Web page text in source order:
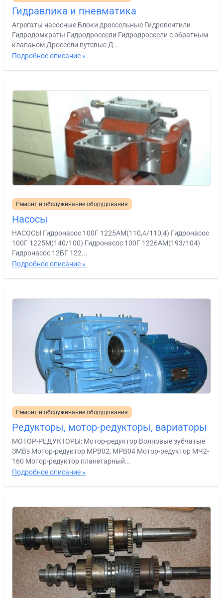
Гидравлика и пневматика
Агрегаты насосные Блоки дроссельные Гидровентили
Гидродомкраты Гидродроссели Гидродроссели с обратным
клапаном Дроссели путевые Д...
Подробное описание »
Ремонт и обслуживание оборудования
Насосы
НАСОСЫ Гидронасос 100Г 1225АМ(110,4/110,4) Гидронасос
100Г 1225М(140/100) Гидронасос 100Г 1226АМ(193/104)
Гидронасос 12БГ 122...
Подробное описание »
Ремонт и обслуживание оборудования
Редукторы, мотор-редукторы, вариаторы
МОТОР-РЕДУКТОРЫ: Мотор-редуктор Волновые зубчатые
ЗМВз Мотор-редуктор МРВ02, МРВ04 Мотор-редуктор МЧ2-
160 Мотор-редуктор планетарный...
Подробное описание »